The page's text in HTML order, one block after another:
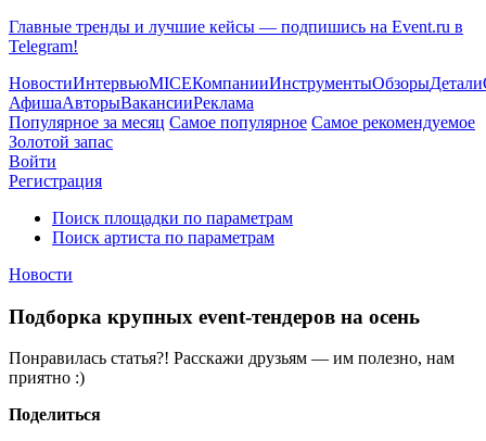
Главные тренды и лучшие кейсы — подпишись на Event.ru в
Telegram!
НовостиИнтервьюMICEКомпанииИнструментыОбзорыДетали
АфишаАвторыВакансииРеклама
Популярное за месяц Самое популярное Самое рекомендуемое
Золотой запас
Войти
Регистрация
Поиск площадки по параметрам
Поиск артиста по параметрам
Новости
Подборка крупных event-тендеров на осень
Понравилась статья?! Расскажи друзьям — им полезно, нам
приятно :)
Поделиться